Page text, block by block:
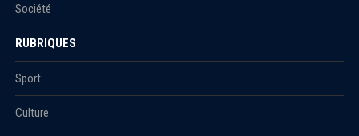
Société
RUBRIQUES
Sport
Culture